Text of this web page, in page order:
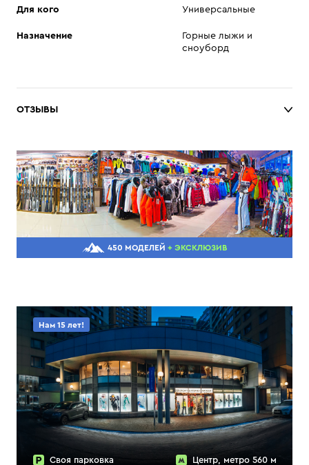
Для кого Универсальные
Назначение
Горные лыжи и
сноуборд
ОТЗЫВЫ
450 МОДЕЛЕЙ + ЭКСКЛЮЗИВ
Нам 15 лет!
Своя парковка Центр, метро 560 м